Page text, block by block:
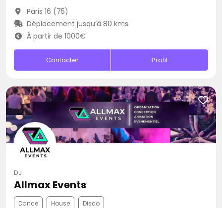
Paris 16 (75)
Déplacement jusqu’à 80 kms
À partir de 1000€
Contacter Profil
DJ
Allmax Events
Dance House Disco